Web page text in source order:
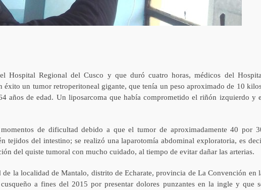
Hospital Regional del Cusco y que duró cuatro horas, médicos del
un tumor retroperitoneal gigante, que tenía un peso aproximado de 10
años de edad. Un liposarcoma que había comprometido el riñón izquierdo y
de dificultad debido a que el tumor de aproximadamente 40 por
tejidos del intestino; se realizó una laparotomía abdominal exploratoria, es
del quiste tumoral con mucho cuidado, al tiempo de evitar dañar las arterias.
la localidad de Mantalo, distrito de Echarate, provincia de La Convención en
a fines del 2015 por presentar dolores punzantes en la ingle y que